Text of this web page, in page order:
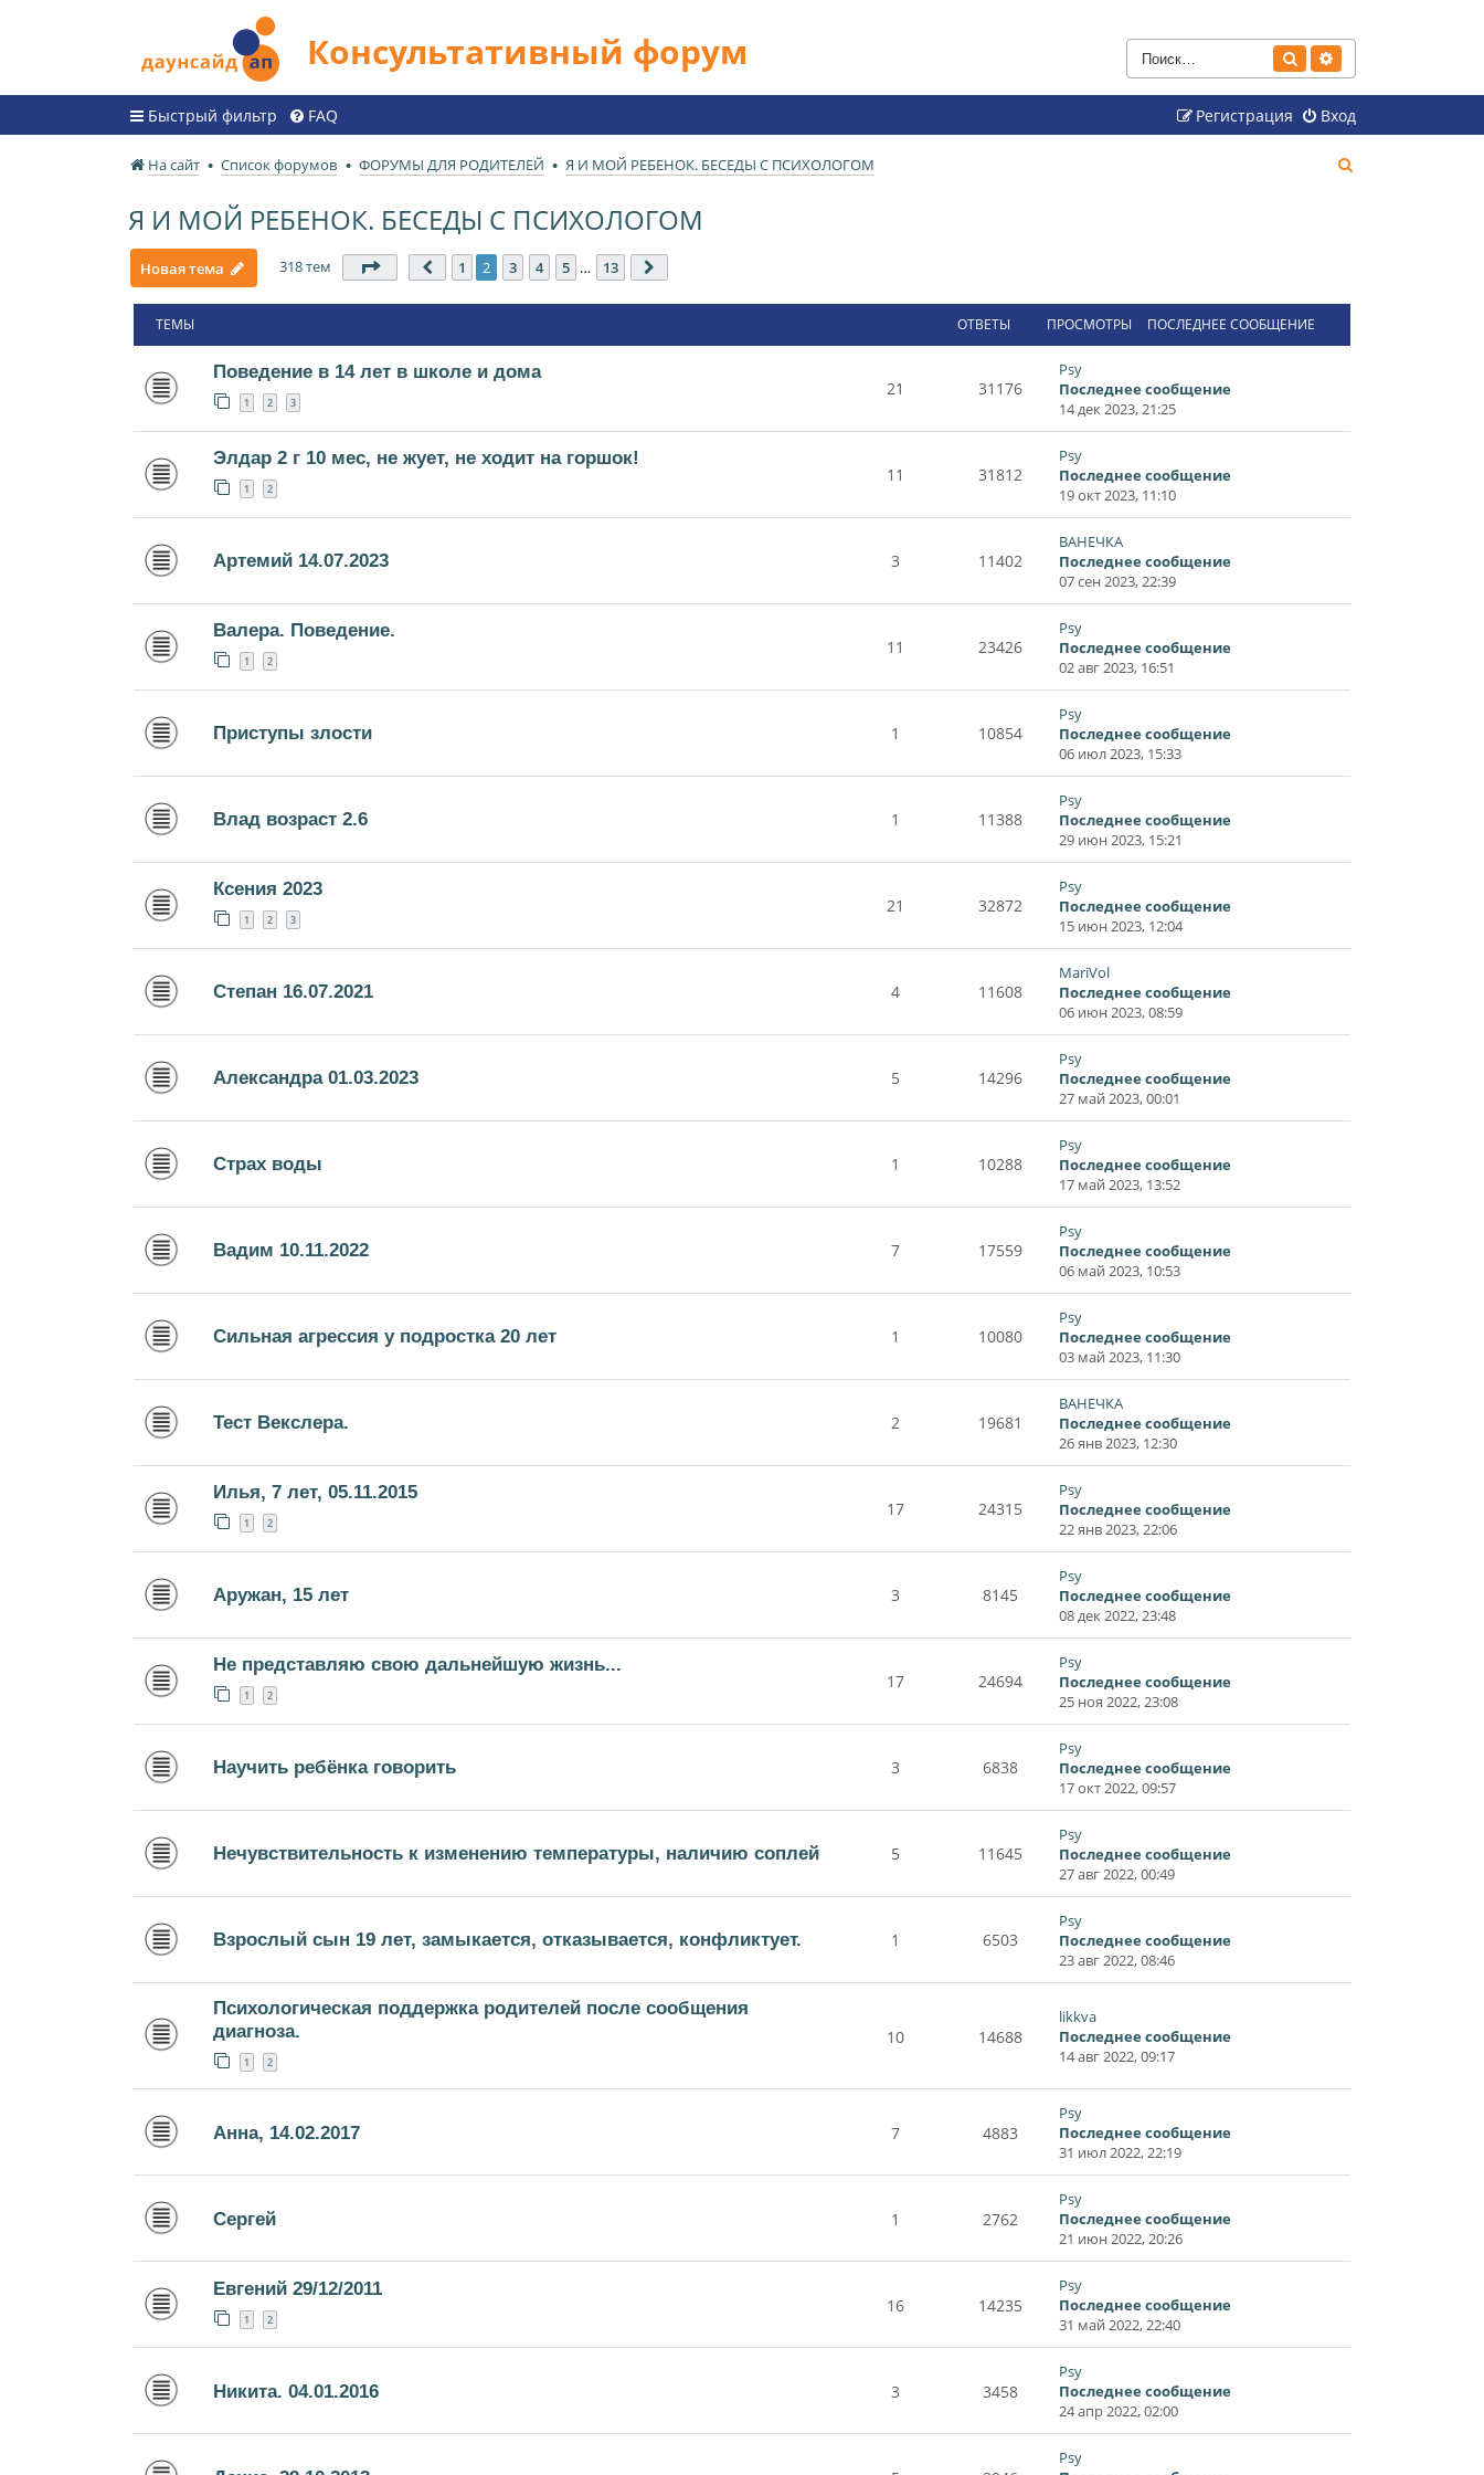
Консультативный форум Поиск
Быстрый фильтр FAQ Вход
Регистрация
На сайт Список форумов ФОРУМЫ ДЛЯ РОДИТЕЛЕЙ Я И МОЙ РЕБЕНОК. БЕСЕДЫ С ПСИХОЛОГОМ
Я И МОЙ РЕБЕНОК. БЕСЕДЫ С ПСИХОЛОГОМ
Новая тема 318 тем Страница 2 из13
Пред.
1 2 3 4 5 … 13
ТЕМЫ ОТВЕТЫ ПРОСМОТРЫ ПОСЛЕДНЕЕ СООБЩЕНИЕ
Поведение в 14 лет в школе и дома
1 2 3
21 31176
Psy
Последнее сообщение
14 дек 2023, 21:25
Элдар 2 г 10 мес, не жует, не ходит на горшок!
1 2
11 31812
Psy
Последнее сообщение
19 окт 2023, 11:10
Артемий 14.07.2023 3 11402
ВАНЕЧКА
Последнее сообщение
07 сен 2023, 22:39
Валера. Поведение.
1 2
11 23426
Psy
Последнее сообщение
02 авг 2023, 16:51
Приступы злости 1 10854
Psy
Последнее сообщение
06 июл 2023, 15:33
Влад возраст 2.6 1 11388
Psy
Последнее сообщение
29 июн 2023, 15:21
Ксения 2023
1 2 3
21 32872
Psy
Последнее сообщение
15 июн 2023, 12:04
Степан 16.07.2021 4 11608
MariVol
Последнее сообщение
06 июн 2023, 08:59
Александра 01.03.2023 5 14296
Psy
Последнее сообщение
27 май 2023, 00:01
Страх воды 1 10288
Psy
Последнее сообщение
17 май 2023, 13:52
Вадим 10.11.2022 7 17559
Psy
Последнее сообщение
06 май 2023, 10:53
Сильная агрессия у подростка 20 лет 1 10080
Psy
Последнее сообщение
03 май 2023, 11:30
Тест Векслера. 2 19681
ВАНЕЧКА
Последнее сообщение
26 янв 2023, 12:30
Илья, 7 лет, 05.11.2015
1 2
17 24315
Psy
Последнее сообщение
22 янв 2023, 22:06
Аружан, 15 лет 3 8145
Psy
Последнее сообщение
08 дек 2022, 23:48
Не представляю свою дальнейшую жизнь...
1 2
17 24694
Psy
Последнее сообщение
25 ноя 2022, 23:08
Научить ребёнка говорить 3 6838
Psy
Последнее сообщение
17 окт 2022, 09:57
Нечувствительность к изменению температуры, наличию соплей 5 11645
Psy
Последнее сообщение
27 авг 2022, 00:49
Взрослый сын 19 лет, замыкается, отказывается, конфликтует. 1 6503
Psy
Последнее сообщение
23 авг 2022, 08:46
Психологическая поддержка родителей после сообщения
диагноза.
1 2
10 14688
likkva
Последнее сообщение
14 авг 2022, 09:17
Анна, 14.02.2017 7 4883
Psy
Последнее сообщение
31 июл 2022, 22:19
Сергей 1 2762
Psy
Последнее сообщение
21 июн 2022, 20:26
Евгений 29/12/2011
1 2
16 14235
Psy
Последнее сообщение
31 май 2022, 22:40
Никита. 04.01.2016 3 3458
Psy
Последнее сообщение
24 апр 2022, 02:00
Psy